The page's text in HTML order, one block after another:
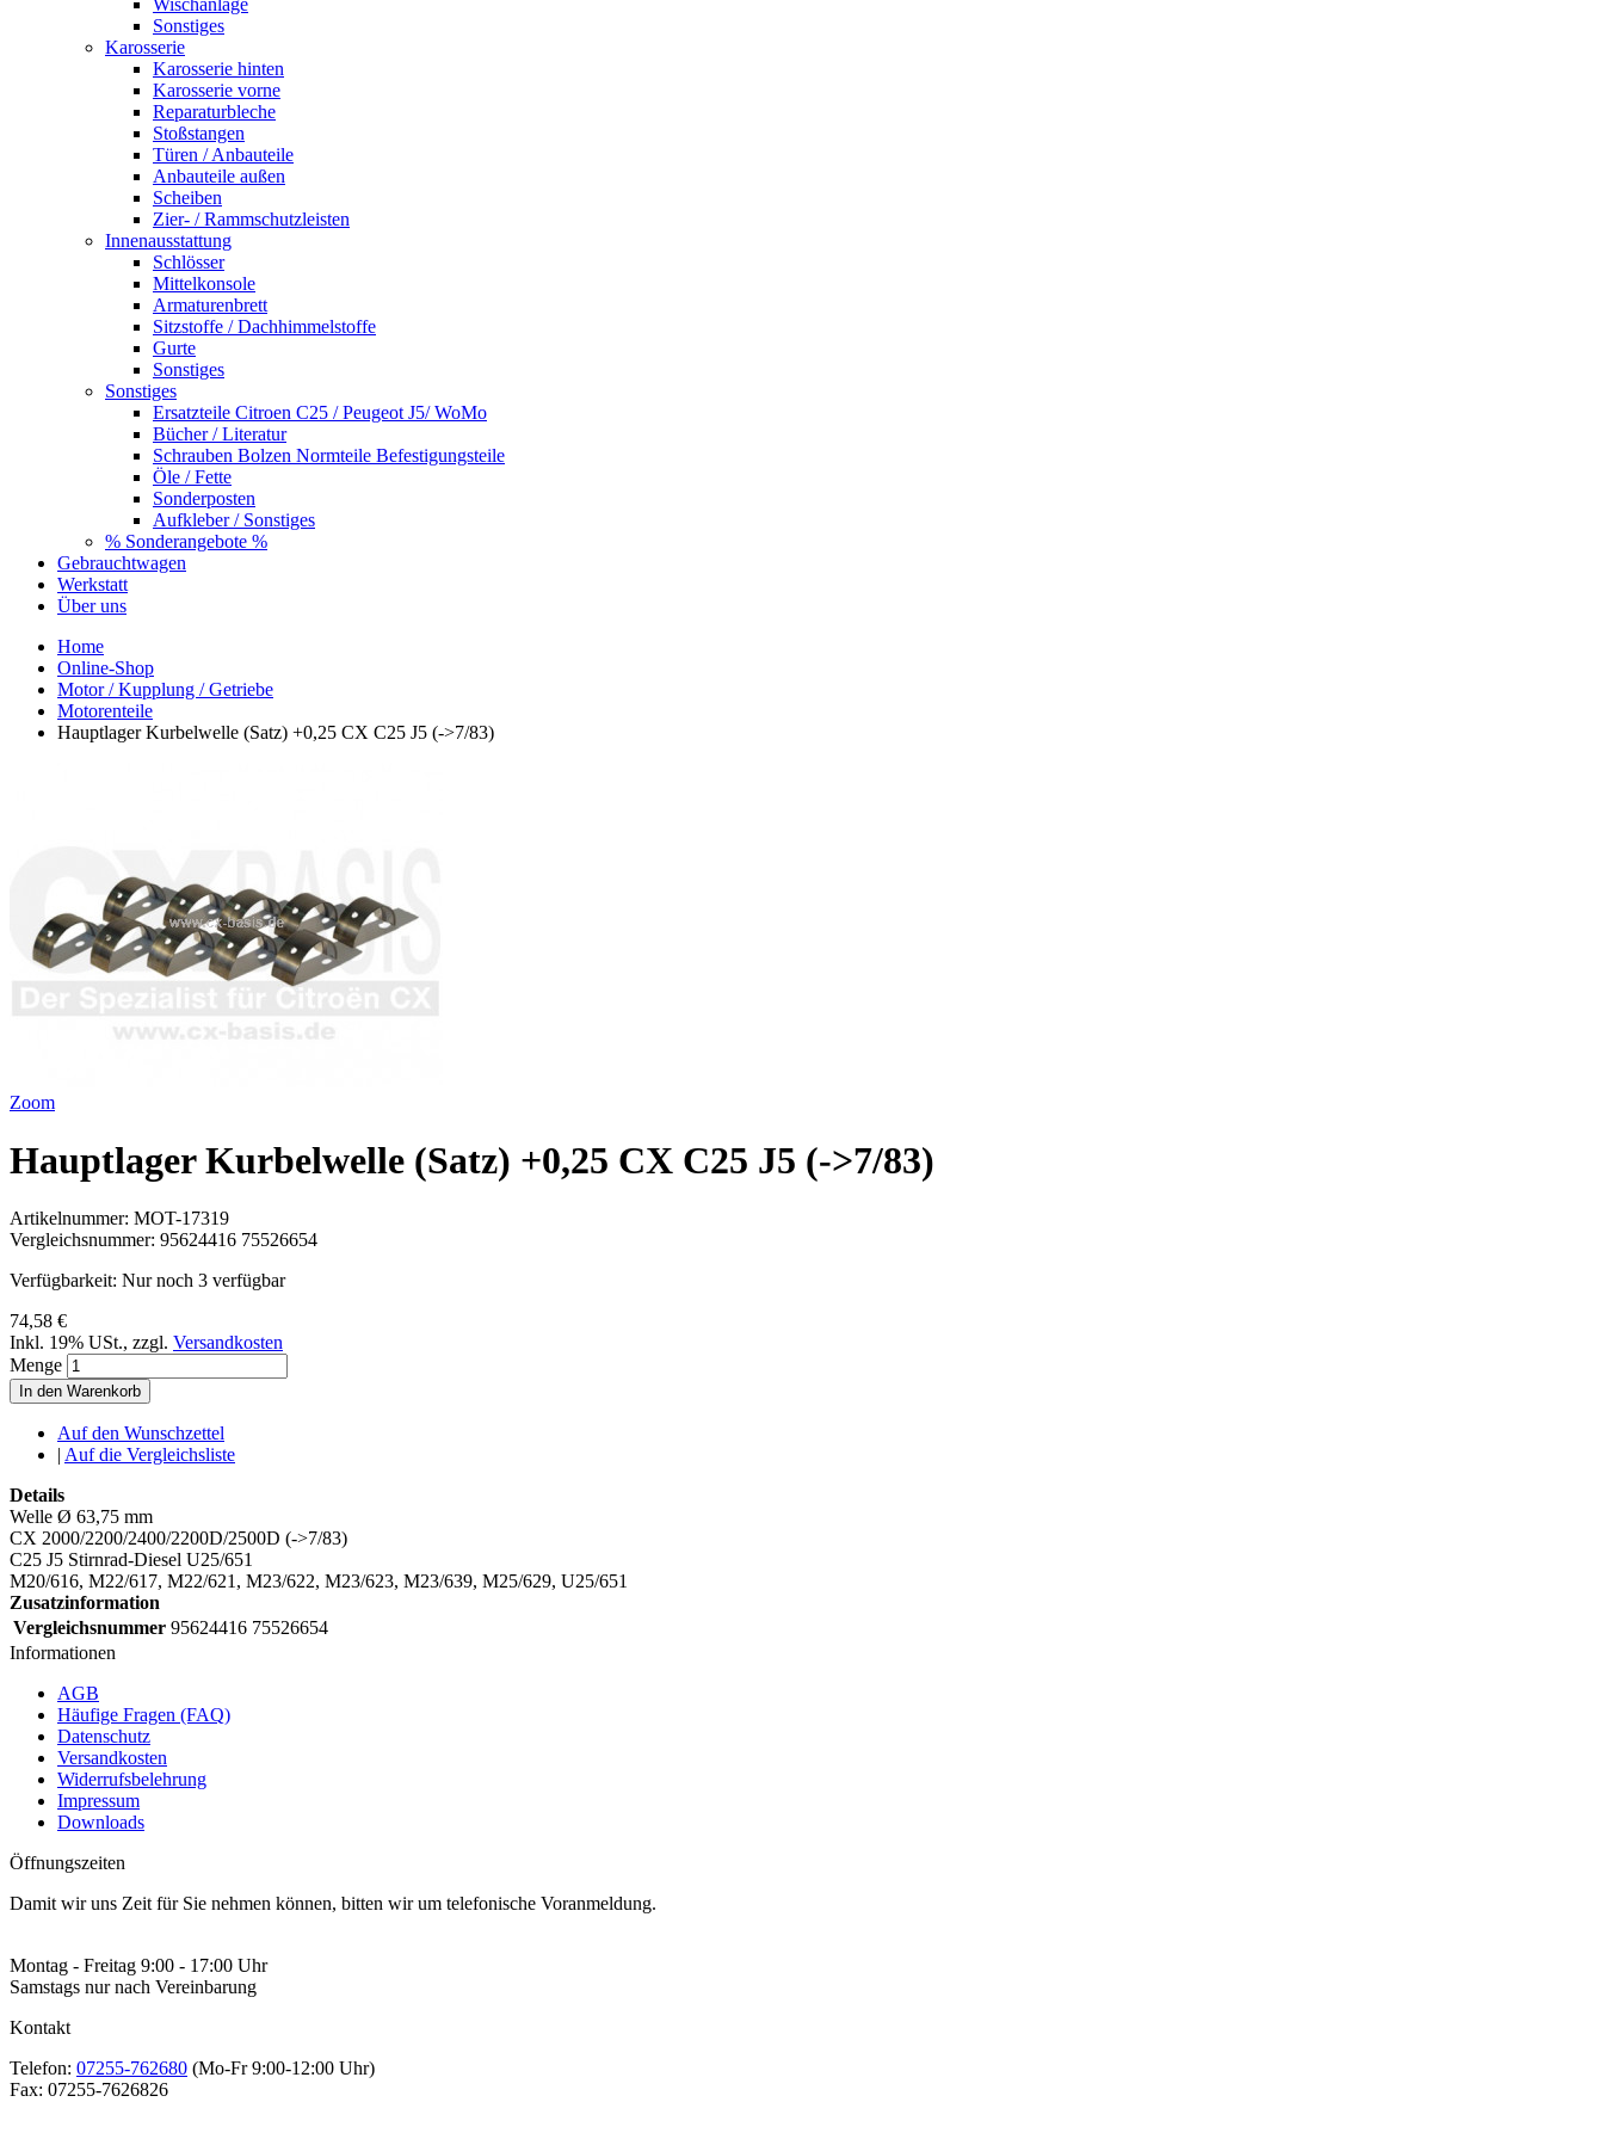
Sonstiges
Karosserie
Karosserie hinten
Karosserie vorne
Reparaturbleche
Stoßstangen
Türen / Anbauteile
Anbauteile außen
Scheiben
Zier- / Rammschutzleisten
Innenausstattung
Schlösser
Mittelkonsole
Armaturenbrett
Sitzstoffe / Dachhimmelstoffe
Gurte
Sonstiges
Sonstiges
Ersatzteile Citroen C25 / Peugeot J5/ WoMo
Bücher / Literatur
Schrauben Bolzen Normteile Befestigungsteile
Öle / Fette
Sonderposten
Aufkleber / Sonstiges
% Sonderangebote %
Gebrauchtwagen
Werkstatt
Über uns
Home
Online-Shop
Motor / Kupplung / Getriebe
Motorenteile
Hauptlager Kurbelwelle (Satz) +0,25 CX C25 J5 (->7/83)
Zoom
Hauptlager Kurbelwelle (Satz) +0,25 CX C25 J5 (->7/83)
Artikelnummer: MOT-17319
Vergleichsnummer: 95624416 75526654
Verfügbarkeit: Nur noch 3 verfügbar
74,58 €
Inkl. 19% USt., zzgl. Versandkosten
Menge
In den Warenkorb
Auf den Wunschzettel
| Auf die Vergleichsliste
Details
Welle Ø 63,75 mm
CX 2000/2200/2400/2200D/2500D (->7/83)
C25 J5 Stirnrad-Diesel U25/651
M20/616, M22/617, M22/621, M23/622, M23/623, M23/639, M25/629, U25/651
Zusatzinformation
Vergleichsnummer 95624416 75526654
Informationen
AGB
Häufige Fragen (FAQ)
Datenschutz
Versandkosten
Widerrufsbelehrung
Impressum
Downloads
Öffnungszeiten
Damit wir uns Zeit für Sie nehmen können, bitten wir um telefonische Voranmeldung.
Montag - Freitag 9:00 - 17:00 Uhr
Samstags nur nach Vereinbarung
Kontakt
Telefon: 07255-762680 (Mo-Fr 9:00-12:00 Uhr)
Fax: 07255-7626826